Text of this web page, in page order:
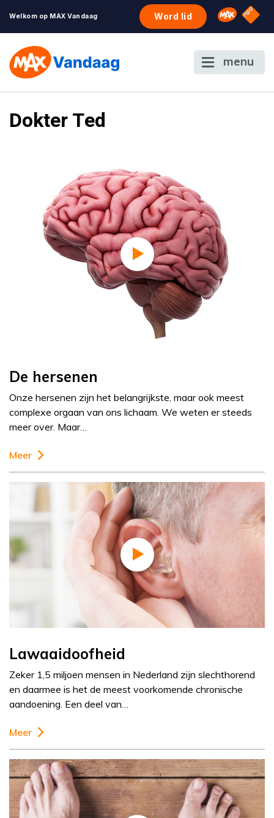
Welkom op MAX Vandaag Word lid Omroep
NPO
menu
Dokter Ted
De hersenen
Onze hersenen zijn het belangrijkste, maar ook meest
complexe orgaan van ons lichaam. We weten er steeds
meer over. Maar…
Meer
Lawaaidoofheid
Zeker 1,5 miljoen mensen in Nederland zijn slechthorend
en daarmee is het de meest voorkomende chronische
aandoening. Een deel van…
Meer